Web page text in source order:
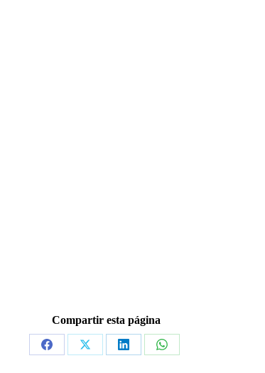
Compartir esta página
Share
Share
Share
Share